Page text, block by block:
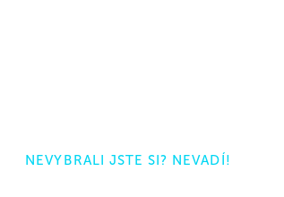
NEVYBRALI JSTE SI? NEVADÍ!